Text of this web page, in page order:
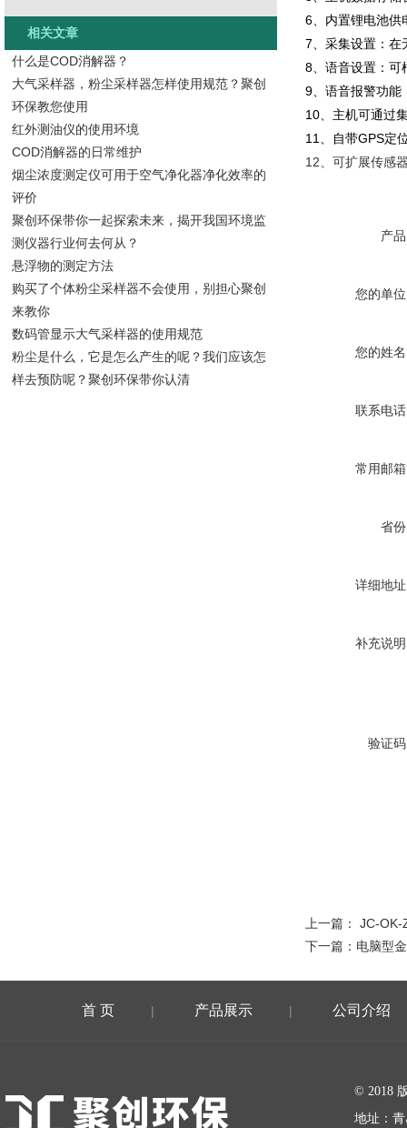
6、内置锂电池供
7、采集设置：在
8、语音设置：可
9、语音报警功能
10、主机可通过
11、自带GPS定
12、可扩展传感
产
您的单
您的姓
联系电
常用邮
省
详细地
补充说
验证
上一篇： JC-OK-
下一篇： 电脑型
相关文章
什么是COD消解器？
大气采样器，粉尘采样器怎样使用规范？聚创
环保教您使用
红外测油仪的使用环境
COD消解器的日常维护
烟尘浓度测定仪可用于空气净化器净化效率的
评价
聚创环保带你一起探索未来，揭开我国环境监
测仪器行业何去何从？
悬浮物的测定方法
购买了个体粉尘采样器不会使用，别担心聚创
来教你
数码管显示大气采样器的使用规范
粉尘是什么，它是怎么产生的呢？我们应该怎
样去预防呢？聚创环保带你认清
首 页 | 产品展示 | 公司介绍
© 2018
地址：